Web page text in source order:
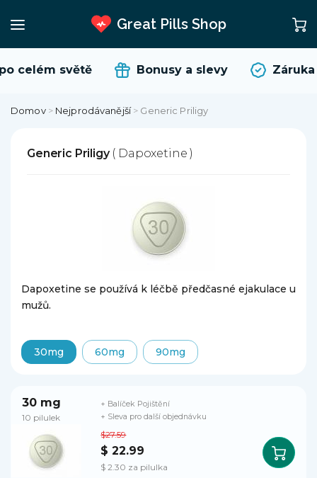
Great Pills Shop
celém světě Bonusy a slevy
Domov> Nejprodávanější> Generic Priligy
Generic Priligy ( Dapoxetine )
Dapoxetine se používá k léčbě předčasné ejakulace u
mužů.
30mg 60mg 90mg
30 mg
10 pilulek
$27.59
$ 22.99
$ 2.30 za pilulka
+ Balíček Pojištění
+ Sleva pro další objednávku